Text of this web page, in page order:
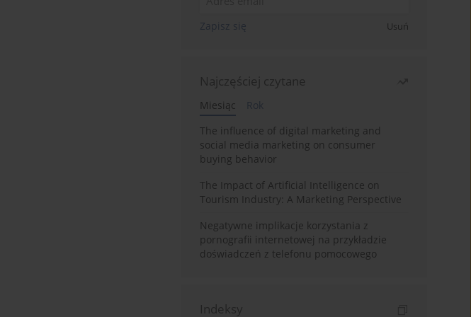
Zapisz się Usuń
Najczęściej czytane
Miesiąc
Rok
The influence of digital marketing and
social media marketing on consumer
buying behavior
The Impact of Artificial Intelligence on
Tourism Industry: A Marketing Perspective
Negatywne implikacje korzystania z
pornografii internetowej na przykładzie
doświadczeń z telefonu pomocowego
Indeksy